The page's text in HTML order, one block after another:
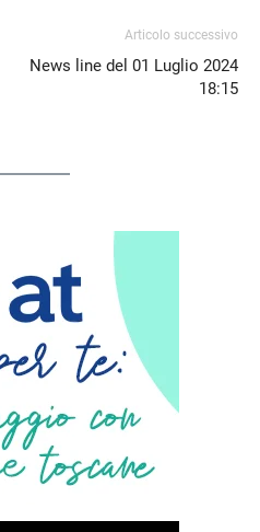
Articolo successivo
News line del 01 Luglio 2024
18:15